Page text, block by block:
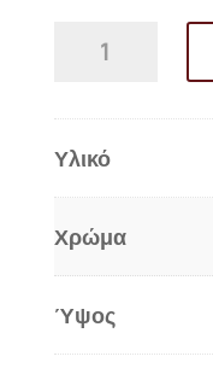
Πλισέ
Essilp
Πράσινο
Ασημί
318)
ποσότητα
Υλικό
Χρώμα
Ύψος